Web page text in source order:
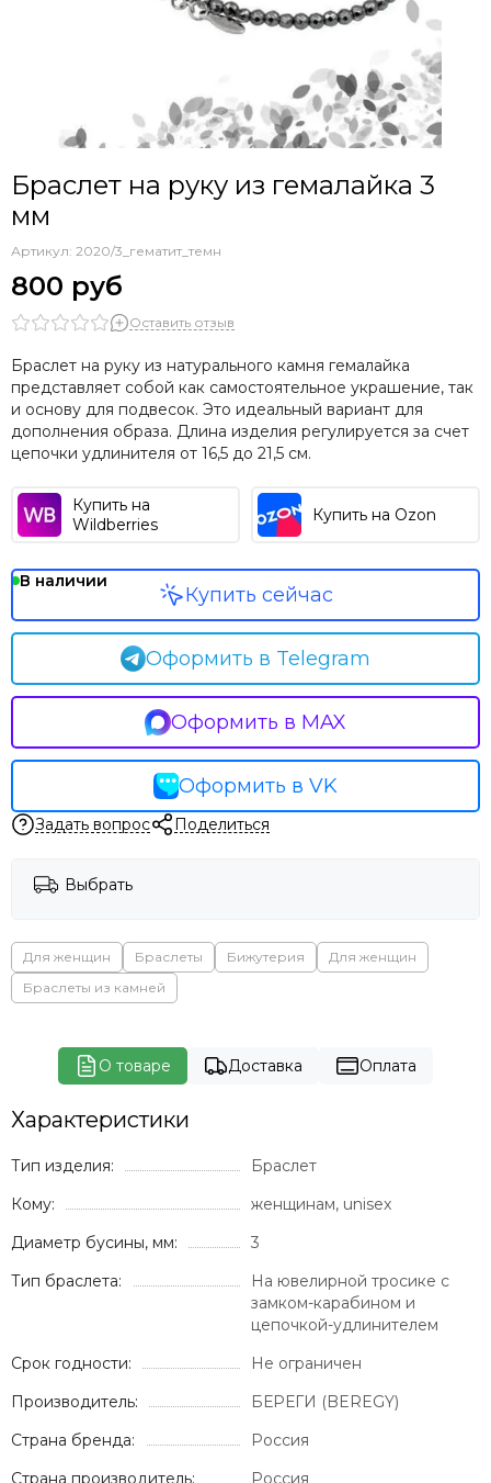
Браслет на руку из гемалайка 3
мм
Артикул: 2020/3_гематит_темн
800 руб
Оставить отзыв
Браслет на руку из натурального камня гемалайка
представляет собой как самостоятельное украшение, так
и основу для подвесок. Это идеальный вариант для
дополнения образа. Длина изделия регулируется за счет
цепочки удлинителя от 16,5 до 21,5 см.
Купить на
Wildberries
Купить на Ozon
В наличии
Оформить в Telegram
Оформить в MAX
Оформить в VK
Купить сейчас
Задать вопрос Поделиться
Выбрать
Для женщин Браслеты Бижутерия
Для женщин
Браслеты из камней
О товаре Доставка Оплата
Характеристики
Тип изделия:
Браслет
Кому:
женщинам, unisex
Диаметр бусины, мм:
3
Тип браслета:
На ювелирной тросике с
замком-карабином и
цепочкой-удлинителем
Срок годности:
Не ограничен
Производитель:
БЕРЕГИ (BEREGY)
Страна бренда:
Россия
Страна производитель:
Россия